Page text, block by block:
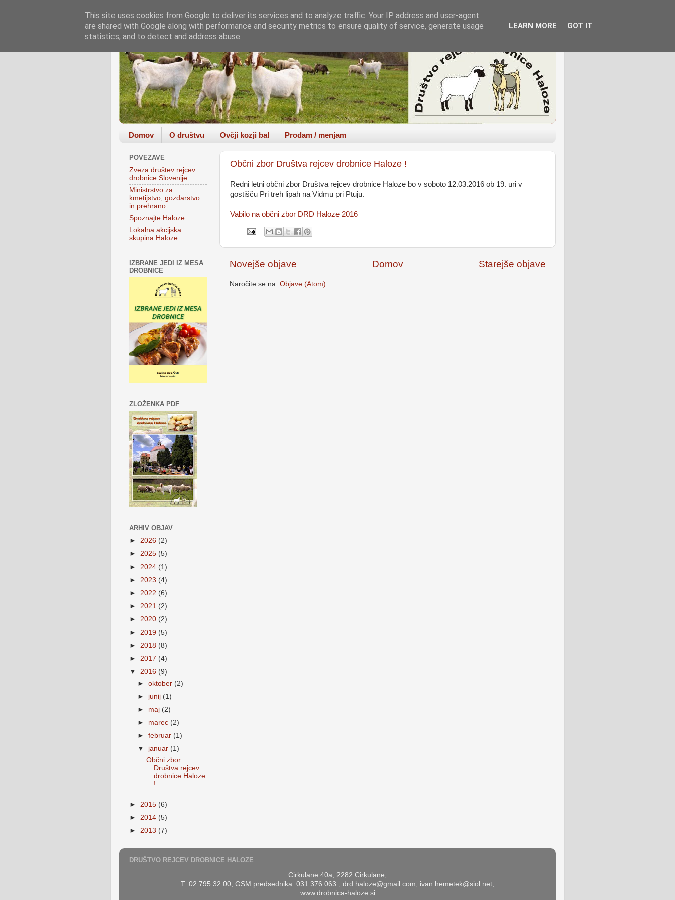
Domov O društvu Ovčji kozji bal Prodam / menjam
Občni zbor Društva rejcev drobnice Haloze !
Redni letni občni zbor Društva rejcev drobnice Haloze bo v soboto 12.03.2016 ob 19. uri v
gostišču Pri treh lipah na Vidmu pri Ptuju.
Vabilo na občni zbor DRD Haloze 2016
Novejše objave Starejše objave
Domov
Naročite se na: Objave (Atom)
POVEZAVE
Zveza društev rejcev
drobnice Slovenije
Ministrstvo za
kmetijstvo, gozdarstvo
in prehrano
Spoznajte Haloze
Lokalna akcijska
skupina Haloze
IZBRANE JEDI IZ MESA
DROBNICE
ZLOŽENKA PDF
ARHIV OBJAV
► 2026 (2)
► 2025 (5)
► 2024 (1)
► 2023 (4)
► 2022 (6)
► 2021 (2)
► 2020 (2)
► 2019 (5)
► 2018 (8)
► 2017 (4)
▼ 2016 (9)
►oktober (2)
► junij (1)
► maj (2)
► marec (2)
►februar (1)
▼ januar (1)
Občni zbor
Društva rejcev
drobnice Haloze
!
► 2015 (6)
► 2014 (5)
► 2013 (7)
DRUŠTVO REJCEV DROBNICE HALOZE
Cirkulane 40a, 2282 Cirkulane,
T: 02 795 32 00, GSM predsednika: 031 376 063 , drd.haloze@gmail.com, ivan.hemetek@siol.net,
www.drobnica-haloze.si
This site uses cookies from Google to deliver its services and to analyze traffic. Your IP address and user-agent
are shared with Google along with performance and security metrics to ensure quality of service, generate usage
statistics, and to detect and address abuse.
LEARN MORE GOT IT